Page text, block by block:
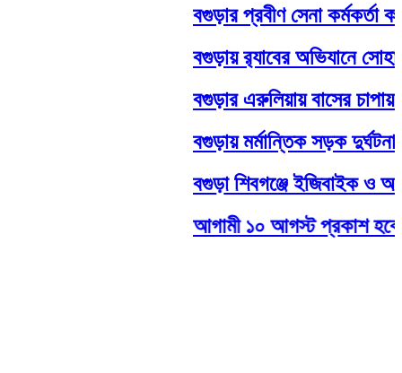
বগুড়ার প্রবীণ সেনা কর্মকর্তা
‎বগুড়ায় র‍্যাবের অভিযানে
বগুড়ার এরুলিয়ায় বাসের
বগুড়ায় মর্মান্তিক সড়ক
বগুড়া শিবগঞ্জে ইজিবাইক ও
আগামী ১০ আগস্ট প্রকাশ হবে